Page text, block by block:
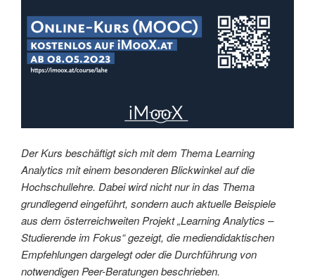
Der Kurs beschäftigt sich mit dem Thema Learning
Analytics mit einem besonderen Blickwinkel auf die
Hochschullehre. Dabei wird nicht nur in das Thema
grundlegend eingeführt, sondern auch aktuelle Beispiele
aus dem österreichweiten Projekt „Learning Analytics –
Studierende im Fokus“ gezeigt, die mediendidaktischen
Empfehlungen dargelegt oder die Durchführung von
notwendigen Peer-Beratungen beschrieben.